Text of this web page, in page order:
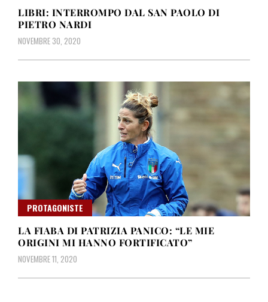
LIBRI: INTERROMPO DAL SAN PAOLO DI
PIETRO NARDI
NOVEMBRE 30, 2020
PROTAGONISTE
LA FIABA DI PATRIZIA PANICO: “LE MIE
ORIGINI MI HANNO FORTIFICATO”
NOVEMBRE 11, 2020